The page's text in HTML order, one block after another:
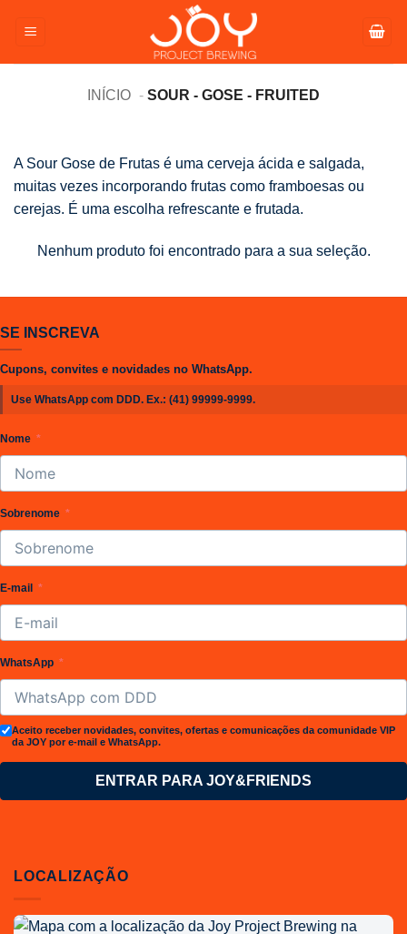
para
INÍCIO
SOUR - GOSE - FRUITED
A Sour Gose de Frutas é uma cerveja ácida e salgada,
muitas vezes incorporando frutas como framboesas ou
cerejas. É uma escolha refrescante e frutada.
Nenhum produto foi encontrado para a sua seleção.
SE INSCREVA
Cupons, convites e novidades no WhatsApp.
Use WhatsApp com DDD. Ex.: (41) 99999-9999.
Nome
Sobrenome
E-mail
WhatsApp
Aceito receber novidades, convites, ofertas e comunicações da comunidade VIP
da JOY por e-mail e WhatsApp.
ENTRAR PARA JOY&FRIENDS
LOCALIZAÇÃO
Localização